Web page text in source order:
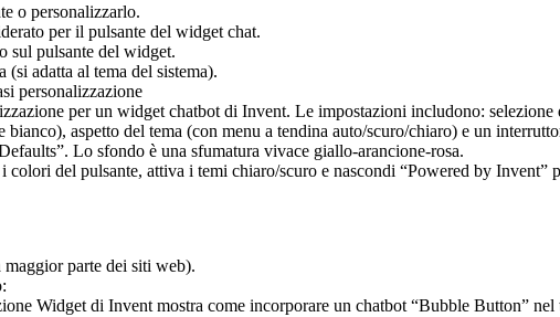
o personalizzarlo.
per il pulsante del widget chat.
sul pulsante del widget.
adatta al tema del sistema).
personalizzazione
del pulsante, attiva i temi chiaro/scuro e nascondi “Powered by Invent”
parte dei siti web).